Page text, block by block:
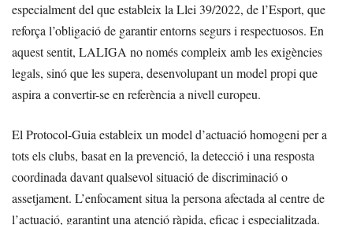
especialment del que estableix la Llei 39/2022, de l’Esport, que
reforça l’obligació de garantir entorns segurs i respectuosos. En
aquest sentit, LALIGA no només compleix amb les exigències
legals, sinó que les supera, desenvolupant un model propi que
aspira a convertir-se en referència a nivell europeu.
El Protocol-Guia estableix un model d’actuació homogeni per a
tots els clubs, basat en la prevenció, la detecció i una resposta
coordinada davant qualsevol situació de discriminació o
assetjament. L’enfocament situa la persona afectada al centre de
l’actuació, garantint una atenció ràpida, eficaç i especialitzada.